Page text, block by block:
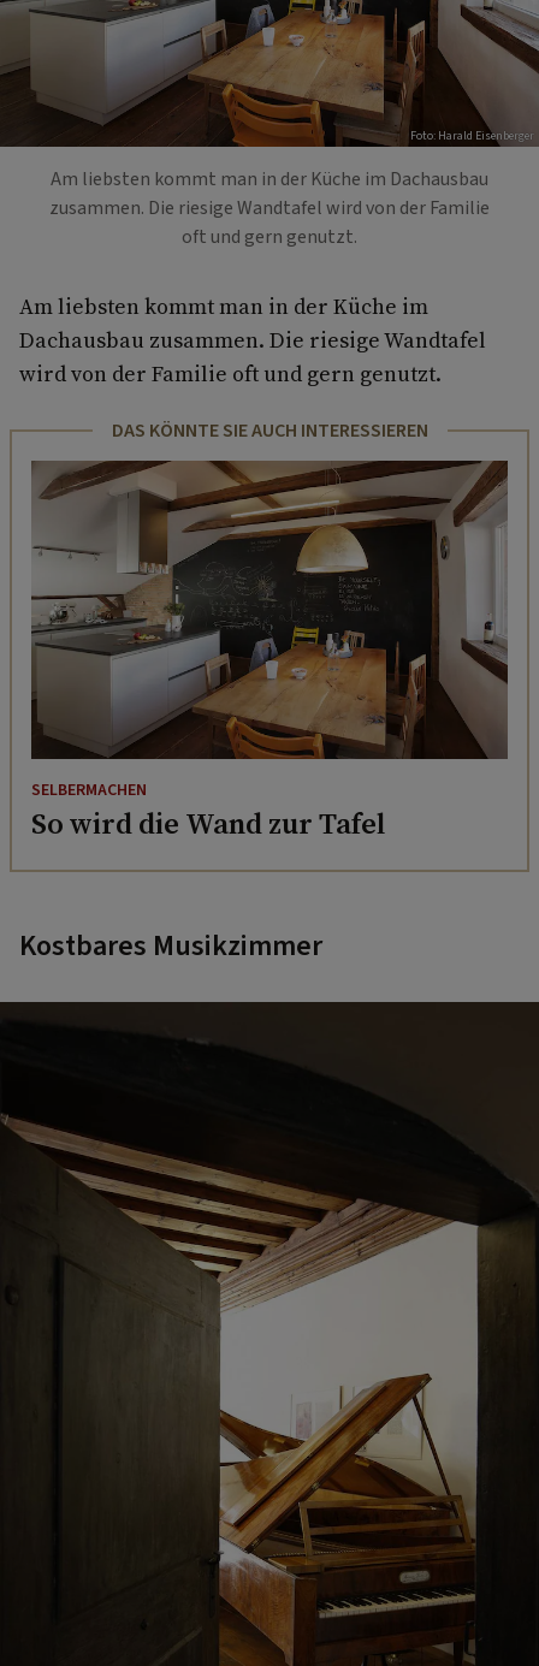
Foto: Harald Eisenberger
Am liebsten kommt man in der Küche im Dachausbau
zusammen. Die riesige Wandtafel wird von der Familie
oft und gern genutzt.
Am liebsten kommt man in der Küche im
Dachausbau zusammen. Die riesige Wandtafel
wird von der Familie oft und gern genutzt.
DAS KÖNNTE SIE AUCH INTERESSIEREN
SELBERMACHEN
So wird die Wand zur Tafel
Kostbares Musikzimmer